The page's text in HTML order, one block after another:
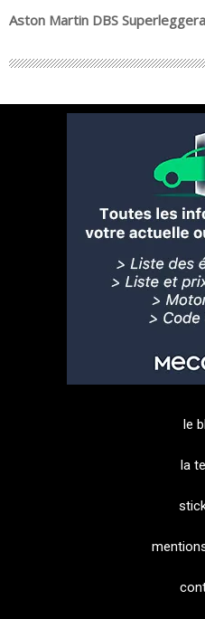
Aston Martin DBS
le
la